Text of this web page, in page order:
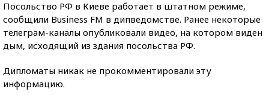
Посольство РФ в Киеве работает в штатном режиме,
сообщили Business FM в дипведомстве. Ранее некоторые
телеграм-каналы опубликовали видео, на котором виден
дым, исходящий из здания посольства РФ.
Дипломаты никак не прокомментировали эту
информацию.